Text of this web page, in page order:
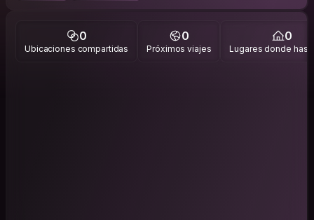
0
Ubicaciones compartidas
0
Próximos viajes
0
Lugares donde has